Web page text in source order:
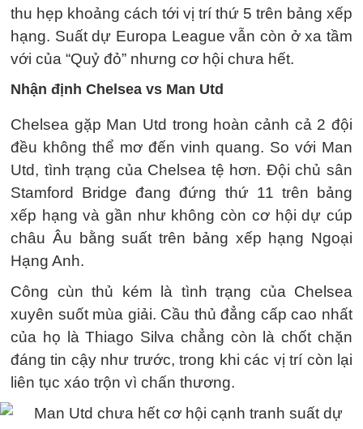
thu hẹp khoảng cách tới vị trí thứ 5 trên bảng xếp
hạng. Suất dự Europa League vẫn còn ở xa tầm
với của “Quỷ đỏ” nhưng cơ hội chưa hết.
Nhận định Chelsea vs Man Utd
Chelsea gặp Man Utd trong hoàn cảnh cả 2 đội
đều không thể mơ đến vinh quang. So với Man
Utd, tình trạng của Chelsea tệ hơn. Đội chủ sân
Stamford Bridge đang đứng thứ 11 trên bảng
xếp hạng và gần như không còn cơ hội dự cúp
châu Âu bằng suất trên bảng xếp hạng Ngoại
Hạng Anh.
Công cùn thủ kém là tình trạng của Chelsea
xuyên suốt mùa giải. Cầu thủ đẳng cấp cao nhất
của họ là Thiago Silva chẳng còn là chốt chặn
đáng tin cậy như trước, trong khi các vị trí còn lại
liên tục xáo trộn vì chấn thương.